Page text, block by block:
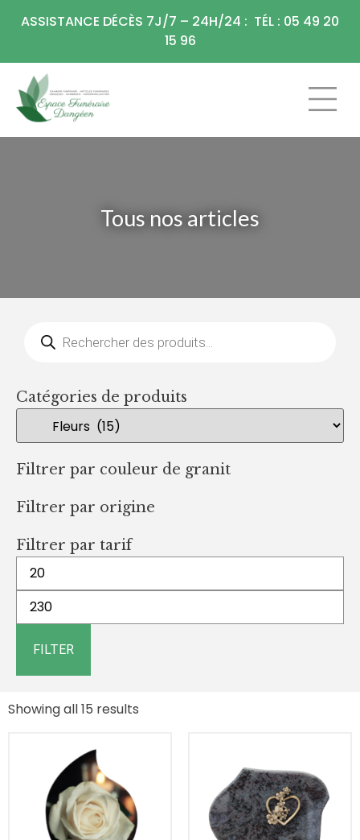
ASSISTANCE DÉCÈS 7J/7 – 24H/24 : TÉL : 05 49 20
15 96
Tous nos articles
Catégories de produits
Filtrer par couleur de granit
Filtrer par origine
Filtrer par tarif
FILTER
Showing all 15 results
Panneau de gestion des cookies